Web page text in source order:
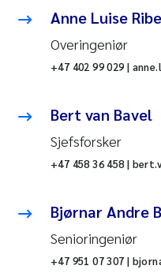
Anne Luise
Overingeniør
+47 402 99 029 |
Bert van Bavel
Sjefsforsker
+47 458 36 458 |
Bjørnar Andre
Senioringeniør
+47 951 07 307 |